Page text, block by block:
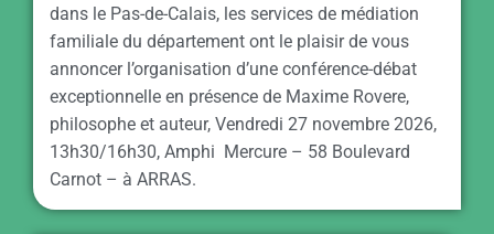
dans le Pas-de-Calais, les services de médiation
familiale du département ont le plaisir de vous
annoncer l’organisation d’une conférence-débat
exceptionnelle en présence de Maxime Rovere,
philosophe et auteur, Vendredi 27 novembre 2026,
13h30/16h30, Amphi Mercure – 58 Boulevard
Carnot – à ARRAS.